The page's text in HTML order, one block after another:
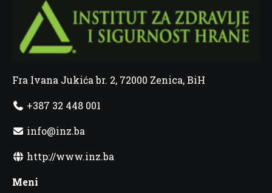
Fra Ivana Jukića br. 2, 72000 Zenica, BiH
+387 32 448 001
info@inz.ba
http://www.inz.ba
Meni